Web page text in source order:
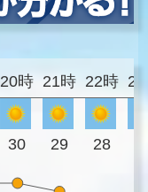
20時 21時 22時
30 29 28